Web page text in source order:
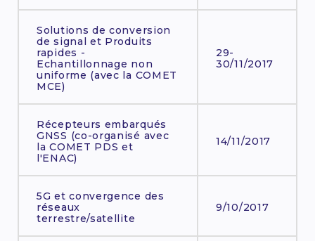
Solutions de conversion
de signal et Produits
rapides -
Echantillonnage non
uniforme (avec la COMET
MCE)
29-
30/11/2017
Récepteurs embarqués
GNSS (co-organisé avec
la COMET PDS et
l'ENAC)
14/11/2017
5G et convergence des
réseaux
terrestre/satellite
9/10/2017